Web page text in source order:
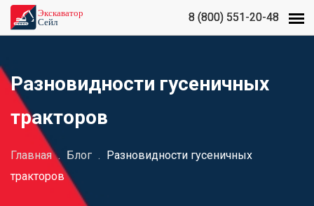
8 (800) 551-20-48
8 (800) 551-20-48
Разновидности гусеничных
тракторов
Главная . Блог . Разновидности гусеничных
тракторов